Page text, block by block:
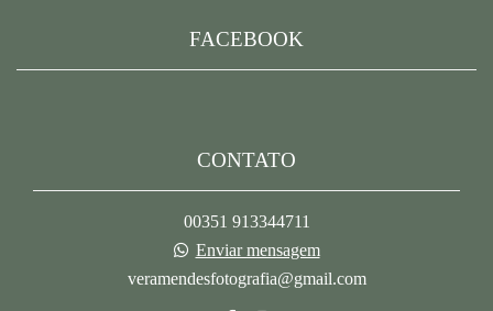
FACEBOOK
CONTATO
00351 913344711
Enviar mensagem
veramendesfotografia@gmail.com